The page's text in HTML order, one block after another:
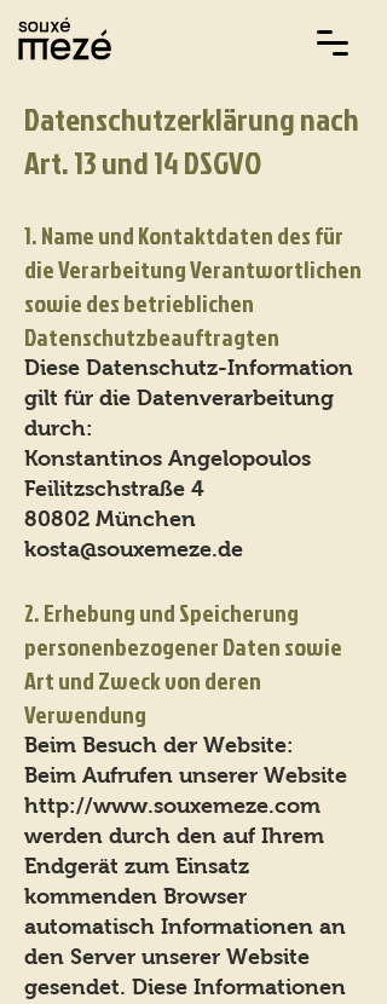
Datenschutzerklärung nach
Art. 13 und 14 DSGVO
1. Name und Kontaktdaten des für
die Verarbeitung Verantwortlichen
sowie des betrieblichen
Datenschutzbeauftragten
Diese Datenschutz-Information
gilt für die Datenverarbeitung
durch:
Konstantinos Angelopoulos
Feilitzschstraße 4
80802 München
kosta@souxemeze.de
2. Erhebung und Speicherung
personenbezogener Daten sowie
Art und Zweck von deren
Verwendung
Beim Besuch der Website:
Beim Aufrufen unserer Website
http://www.souxemeze.com
werden durch den auf Ihrem
Endgerät zum Einsatz
kommenden Browser
automatisch Informationen an
den Server unserer Website
gesendet. Diese Informationen